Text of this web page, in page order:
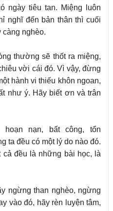
ngày tiêu tan. Miệng luôn
nghĩ đến bản thân thì cuối
nghèo.
thường sẽ thốt ra miệng,
vời cái đó. Vì vậy, đừng
hành vi thiếu khôn ngoan,
như ý. Hãy biết ơn và trân
nạn, bất công, tổn
ta đều có một lý do nào đó.
đều là những bài học, là
ngừng than nghèo, ngừng
vào đó, hãy rèn luyện tâm,